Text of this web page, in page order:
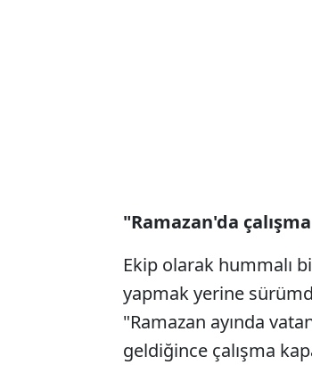
"Ramazan'da
Ekip olarak hummalı
yapmak yerine
"Ramazan ayında
geldiğince çalışma